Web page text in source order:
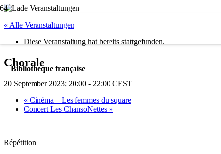
Bibliotheque française
« Alle Veranstaltungen
Diese Veranstaltung hat bereits stattgefunden.
Chorale
20 September 2023; 20:00 - 22:00 CEST
« Cinéma – Les femmes du square
Concert Les ChansoNettes »
Répétition